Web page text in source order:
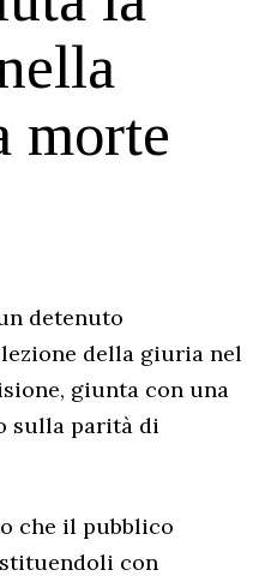
morte
detenuto
della giuria nel
giunta con una
sulla parità di
che il pubblico
con